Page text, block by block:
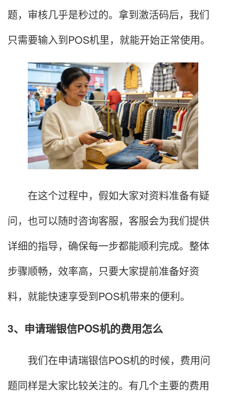
题，审核几乎是秒过的。拿到激活码后，我们
只需要输入到POS机里，就能开始正常使用。
在这个过程中，假如大家对资料准备有疑
问，也可以随时咨询客服，客服会为我们提供
详细的指导，确保每一步都能顺利完成。整体
步骤顺畅，效率高，只要大家提前准备好资
料，就能快速享受到POS机带来的便利。
3、申请瑞银信POS机的费用怎么
我们在申请瑞银信POS机的时候，费用问
题同样是大家比较关注的。有几个主要的费用